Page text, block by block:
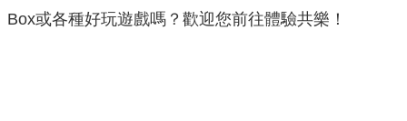
Box或各種好玩遊戲嗎？歡迎您前往體驗共樂！